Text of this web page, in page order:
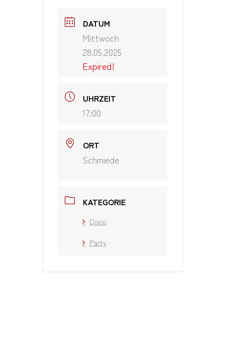
DATUM
Mittwoch
28.05.2025
Expired!
UHRZEIT
17:00
ORT
Schmiede
KATEGORIE
Disco
Party